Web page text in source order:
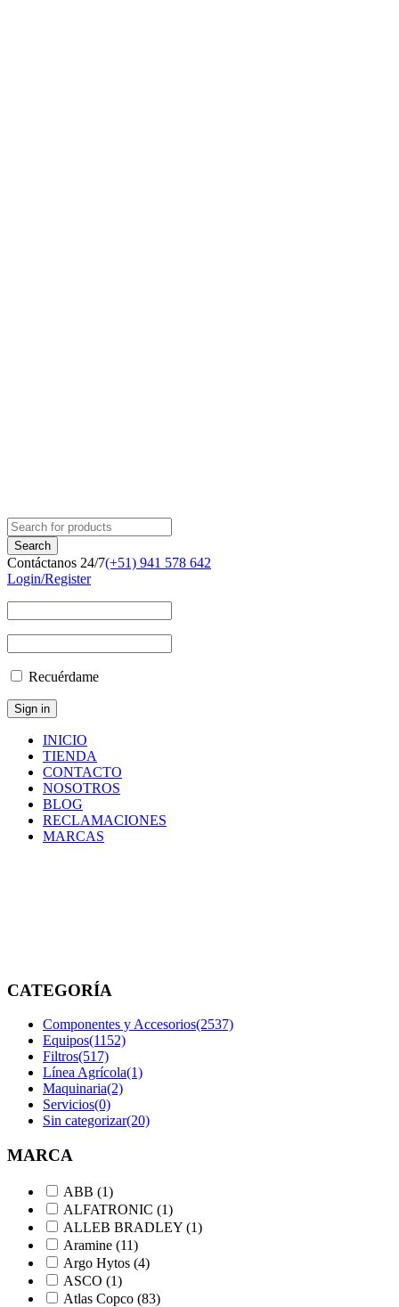
Contáctanos 24/7(+51) 941 578 642
Login/Register
Recuérdame
INICIO
TIENDA
CONTACTO
NOSOTROS
BLOG
RECLAMACIONES
MARCAS
CATEGORÍA
Componentes y Accesorios(2537)
Equipos(1152)
Filtros(517)
Línea Agrícola(1)
Maquinaria(2)
Servicios(0)
Sin categorizar(20)
MARCA
ABB (1)
ALFATRONIC (1)
ALLEB BRADLEY (1)
Aramine (11)
Argo Hytos (4)
ASCO (1)
Atlas Copco (83)